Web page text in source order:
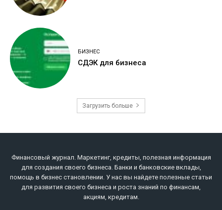
БИЗНЕС
СДЭК для бизнеса
Загрузить больше
Финансовый журнал. Маркетинг, кредиты, полезная информация
для создания своего бизнеса. Банки и банковские вклады,
помощь в бизнес становлении. У нас вы найдете полезные статьи
для развития своего бизнеса и роста знаний по финансам,
акциям, кредитам.